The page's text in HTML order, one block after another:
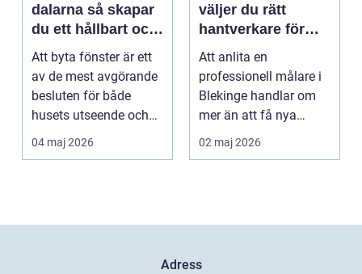
dalarna så skapar
du ett hållbart och
vackert hus
Att byta fönster är ett
av de mest avgörande
besluten för både
husets utseende och
energiförbrukning...
04 maj 2026
väljer du rätt
hantverkare för
hem och företag
Att anlita en
professionell målare i
Blekinge handlar om
mer än att få nya
färger på väggarna.
Rätt ...
02 maj 2026
Adress